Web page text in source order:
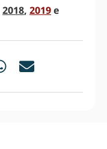
2018, 2019e